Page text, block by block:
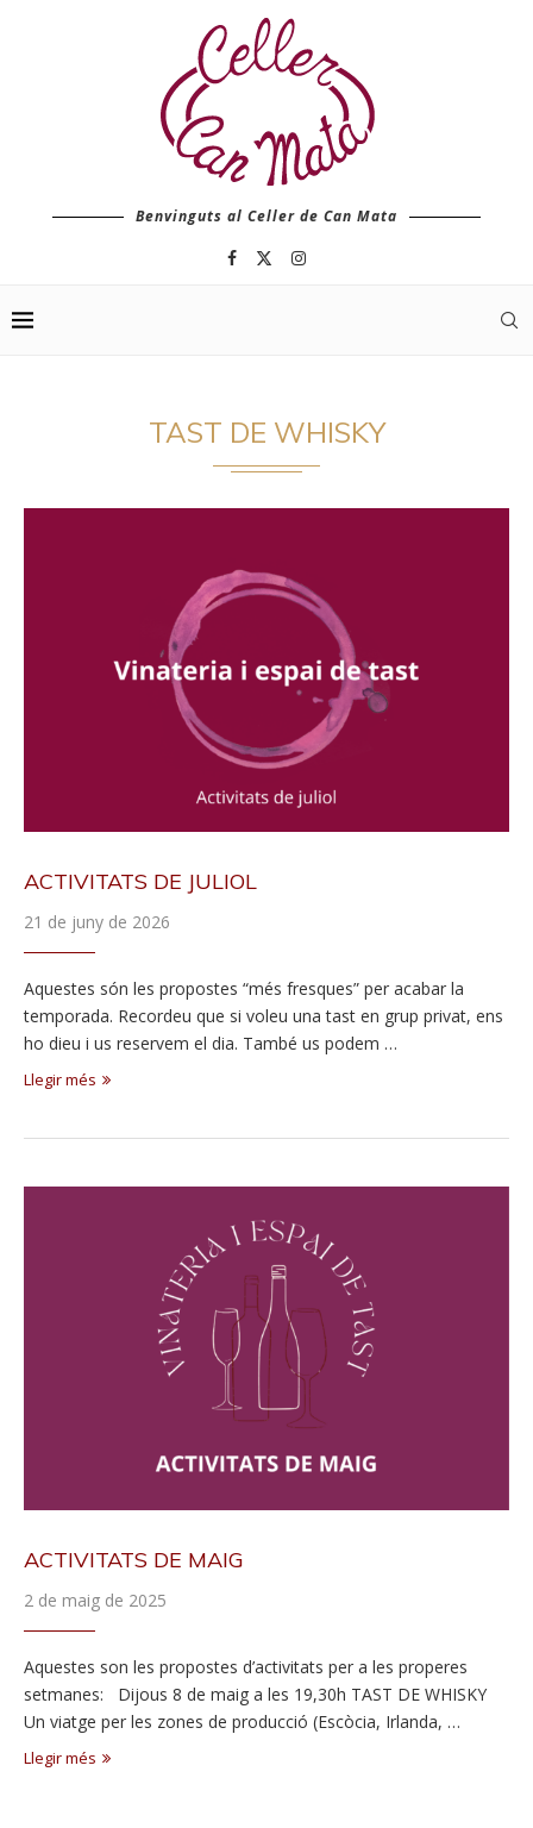
Benvinguts al Celler de Can Mata
TAST DE WHISKY
ACTIVITATS DE JULIOL
21 de juny de 2026
Aquestes són les propostes “més fresques” per acabar la
temporada. Recordeu que si voleu una tast en grup privat, ens
ho dieu i us reservem el dia. També us podem …
Llegir més
ACTIVITATS DE MAIG
2 de maig de 2025
Aquestes son les propostes d’activitats per a les properes
setmanes: Dijous 8 de maig a les 19,30h TAST DE WHISKY
Un viatge per les zones de producció (Escòcia, Irlanda, …
Llegir més